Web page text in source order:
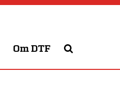
Om DTF